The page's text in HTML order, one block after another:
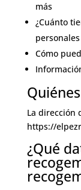
más
¿Cuánto
personales
Cómo
La dirección
https://
¿Qué